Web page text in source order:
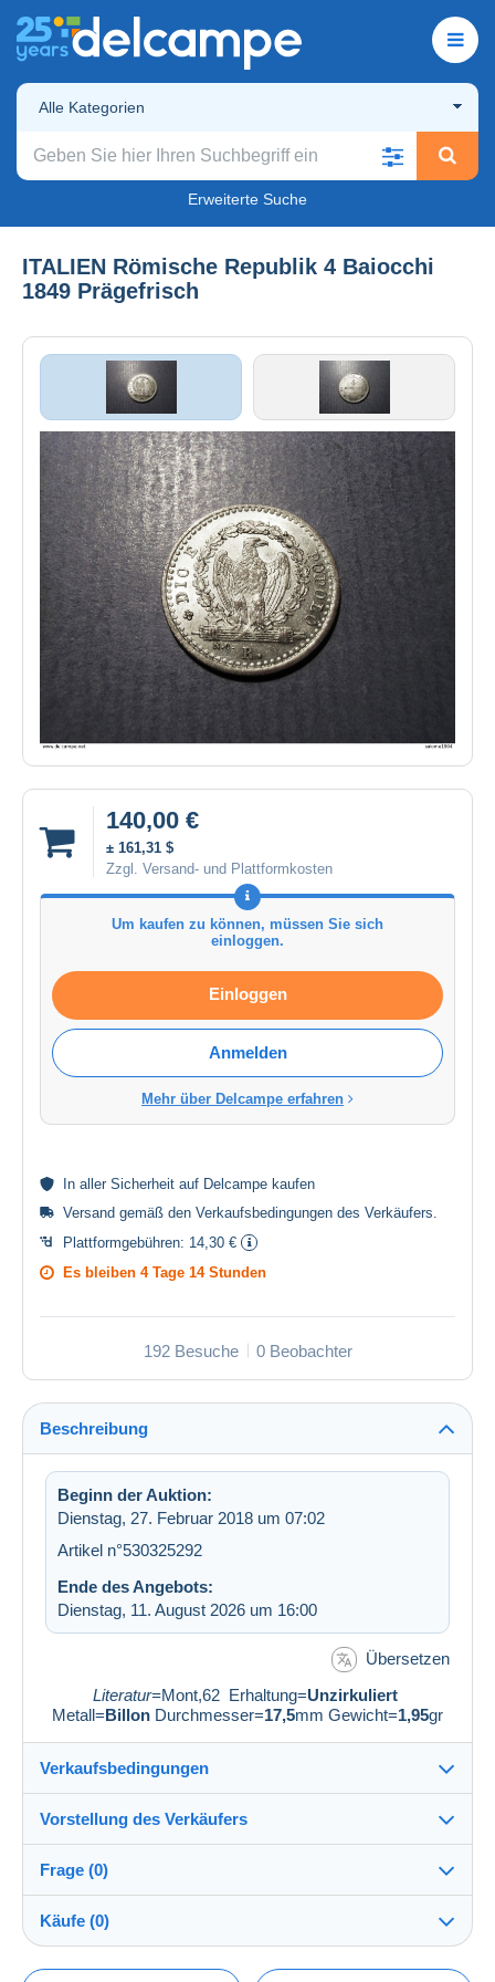
Alle Kategorien
Erweiterte Suche
ITALIEN Römische Republik 4 Baiocchi
1849 Prägefrisch
140,00 €
± 161,31 $
Zzgl. Versand- und Plattformkosten
Um kaufen zu können, müssen Sie sich
einloggen.
Einloggen
Anmelden
Mehr über Delcampe erfahren
In aller Sicherheit auf Delcampe kaufen
Versand gemäß den Verkaufsbedingungen des Verkäufers
Plattformgebühren: 14,30 €
Es bleiben 4 Tage 14 Stunden
192 Besuche 0 Beobachter
Beschreibung
Beginn der Auktion:
Dienstag, 27. Februar 2018 um 07:02
Artikel n°530325292
Ende des Angebots:
Dienstag, 11. August 2026 um 16:00
Übersetzen
Literatur=Mont,62 Erhaltung=Unzirkuliert
Metall=Billon Durchmesser=17,5mm Gewicht=1,95gr
Verkaufsbedingungen
Versand nach:
Die Liste der Länder einsehen
Versand:
Vorkasse
Vorstellung des Verkäufers
salome1904100%(110x)
Shop
Frage (0)
Käufe (0)